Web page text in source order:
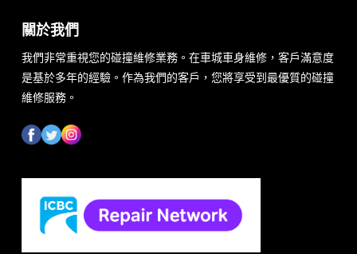
關於我們
我們非常重視您的碰撞維修業務。在車城車身維修，客戶滿意度
是基於多年的經驗。作為我們的客戶，您將享受到最優質的碰撞
維修服務。